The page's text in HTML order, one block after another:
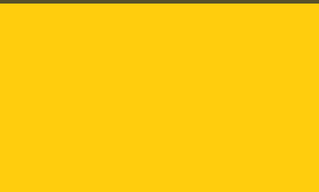
Besuchen Sie uns auf: